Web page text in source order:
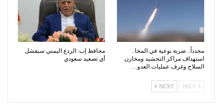
مجدداً.. ضربة نوعية في المخا..
استهداف مراكز التحشيد ومخازن
السلاح وغرف عمليات العدو…
محافظ إب: الردع اليمني سيفشل
أي تصعيد سعودي
NEXT